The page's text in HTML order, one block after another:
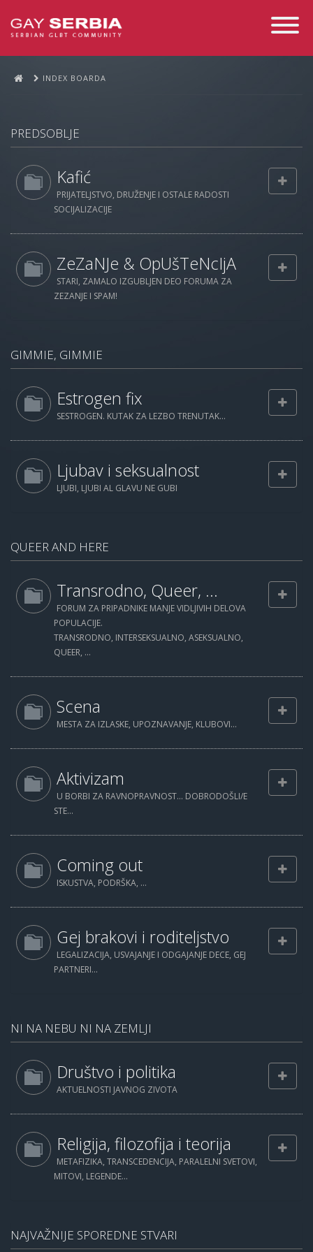
Toggle
INDEX BOARDA
PREDSOBLJE
Kafić
PRIJATELJSTVO, DRUŽENJE I OSTALE RADOSTI
SOCIJALIZACIJE
ZeZaNJe & OpUšTeNcIjA
STARI, ZAMALO IZGUBLJEN DEO FORUMA ZA
ZEZANJE I SPAM!
GIMMIE, GIMMIE
Estrogen fix
SESTROGEN. KUTAK ZA LEZBO TRENUTAK...
Ljubav i seksualnost
LJUBI, LJUBI AL GLAVU NE GUBI
QUEER AND HERE
Transrodno, Queer, ...
FORUM ZA PRIPADNIKE MANJE VIDLJIVIH DELOVA
POPULACIJE.
TRANSRODNO, INTERSEKSUALNO, ASEKSUALNO,
QUEER, ...
Scena
MESTA ZA IZLASKE, UPOZNAVANJE, KLUBOVI...
Aktivizam
U BORBI ZA RAVNOPRAVNOST... DOBRODOŠLI/E
STE...
Coming out
ISKUSTVA, PODRŠKA, ...
Gej brakovi i roditeljstvo
LEGALIZACIJA, USVAJANJE I ODGAJANJE DECE, GEJ
PARTNERI...
NI NA NEBU NI NA ZEMLJI
Društvo i politika
AKTUELNOSTI JAVNOG ZIVOTA
Religija, filozofija i teorija
METAFIZIKA, TRANSCEDENCIJA, PARALELNI SVETOVI,
MITOVI, LEGENDE...
NAJVAŽNIJE SPOREDNE STVARI